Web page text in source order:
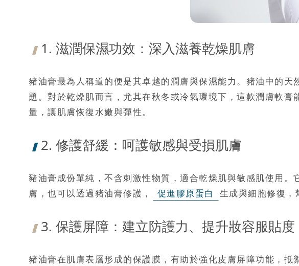
1. 滋潤保濕功效：深入滋養乾燥肌膚
豬油膏最為人稱道的便是其卓越的潤膚與保濕能力。豬油中的
題。對於乾燥肌而言，尤其在秋冬或冷氣環境下，這款潤膚軟
量，讓肌膚恢復水嫩與彈性。
2. 修護舒緩：呵護敏感與受損肌膚
豬油膏成份單純，不含刺激性物質，適合乾燥肌與敏感肌使用
膚，也可以透過豬油膏修護，
促進膠原蛋白 生成與細胞修復，
3. 保護屏障：建立防護力、提升妝容服貼度
豬油膏在肌膚表層形成的保護膜，有助於強化皮膚屏障功能，